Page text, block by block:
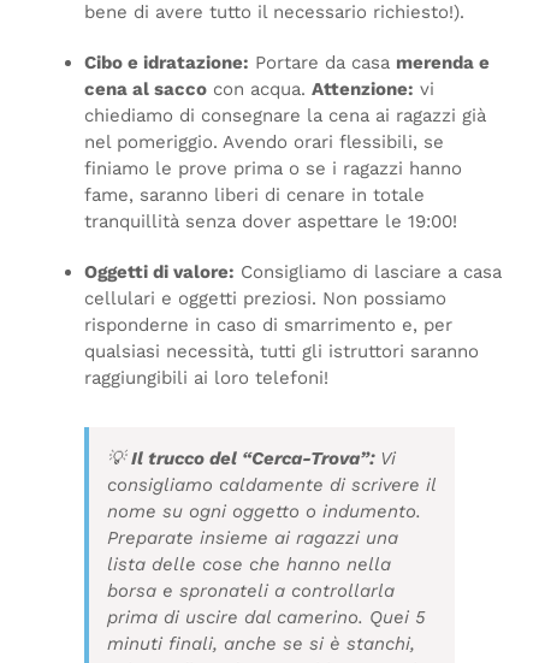
bene di avere tutto il necessario richiesto!).
Cibo e idratazione: Portare da casa merenda e
cena al sacco con acqua. Attenzione: vi
chiediamo di consegnare la cena ai ragazzi già
nel pomeriggio. Avendo orari flessibili, se
finiamo le prove prima o se i ragazzi hanno
fame, saranno liberi di cenare in totale
tranquillità senza dover aspettare le 19:00!
Oggetti di valore: Consigliamo di lasciare a casa
cellulari e oggetti preziosi. Non possiamo
risponderne in caso di smarrimento e, per
qualsiasi necessità, tutti gli istruttori saranno
raggiungibili ai loro telefoni!
💡Il trucco del “Cerca-Trova”: Vi
consigliamo caldamente di scrivere il
nome su ogni oggetto o indumento.
Preparate insieme ai ragazzi una
lista delle cose che hanno nella
borsa e spronateli a controllarla
prima di uscire dal camerino. Quei 5
minuti finali, anche se si è stanchi,